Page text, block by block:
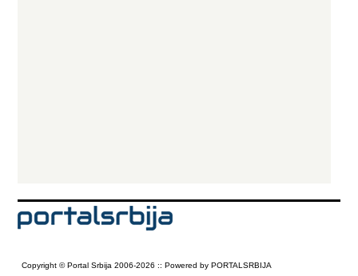
Copyright © Portal Srbija 2006-2026 :: Powered by PORTALSRBIJA